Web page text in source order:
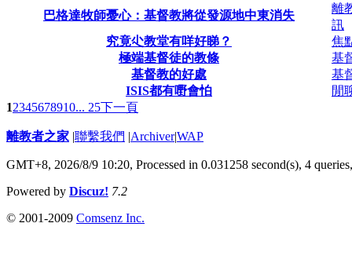
巴格達牧師憂心：基督教將從發源地中東消失
離
訊
究竟尐教堂有咩好睇？
焦
極端基督徒的教條
基
基督教的好處
基
ISIS都有嘢會怕
閒
12345678910... 25下一頁
離教者之家 |聯繫我們 |Archiver|WAP
GMT+8, 2026/8/9 10:20, Processed in 0.031258 second(s), 4
Powered by Discuz! 7.2
© 2001-2009 Comsenz Inc.